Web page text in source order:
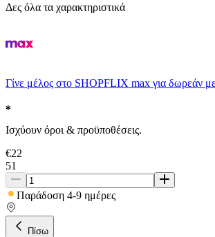
Δες όλα τα χαρακτηριστικά
Γίνε μέλος στο SHOPFLIX max για δωρεάν
Ισχύουν όροι & προϋποθέσεις.
€22
51
Παράδοση 4-9 ημέρες
Πίσω